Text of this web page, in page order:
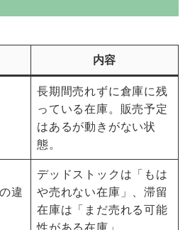
内容
長期間売れずに倉庫に残
っている在庫。販売予定
はあるが動きがない状
態。
違
デッドストックは「もは
や売れない在庫」、滞留
在庫は「まだ売れる可能
性がある在庫」。